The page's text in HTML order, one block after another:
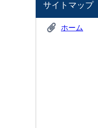
サイトマップ
ホーム